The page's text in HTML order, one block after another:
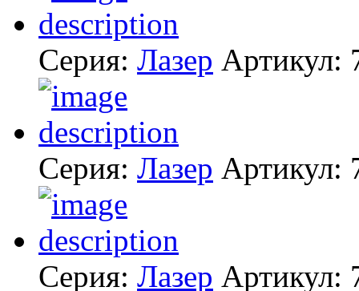
Серия: Лазер Артикул:
Серия: Лазер Артикул:
Серия: Лазер Артикул: